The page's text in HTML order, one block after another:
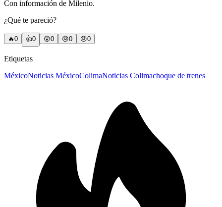
Con información de Milenio.
¿Qué te pareció?
🔥0 👍0 😲0 😢0 😠0
Etiquetas
MéxicoNoticias MéxicoColimaNoticias Colimachoque de trenes